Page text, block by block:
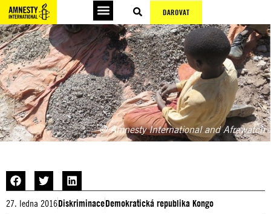
DAROVAT
© Amnesty International and Afrewatch
27. ledna 2016DiskriminaceDemokratická republika Kongo